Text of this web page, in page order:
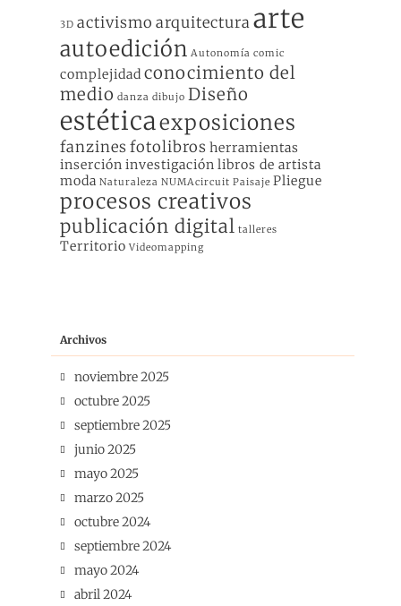
3D activismo arquitectura arte
autoedición Autonomía comic
complejidad conocimiento del
medio danza dibujo Diseño
estéticaexposiciones
fanzines fotolibros herramientas
inserción investigación libros de artista
moda Naturaleza NUMAcircuit Paisaje Pliegue
procesos creativos
publicación digital talleres
Territorio Videomapping
Archivos
noviembre 2025
octubre 2025
septiembre 2025
junio 2025
mayo 2025
marzo 2025
octubre 2024
septiembre 2024
mayo 2024
abril 2024